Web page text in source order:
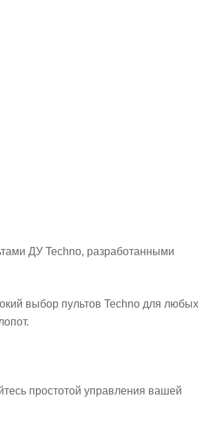
ДУ Techno, разработанными
выбор пультов Techno для любых
простотой управления вашей